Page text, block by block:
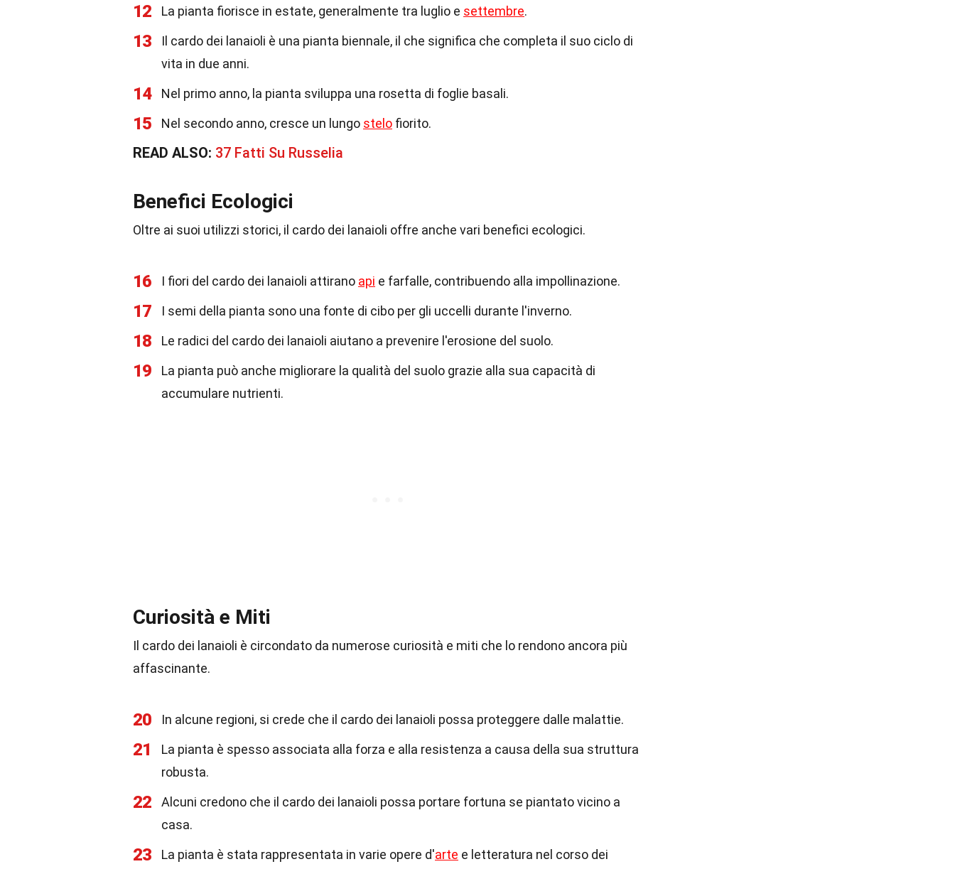
12 La pianta fiorisce in estate, generalmente tra luglio e settembre.
13
Il cardo dei lanaioli è una pianta biennale, il che significa che completa il suo ciclo di
vita in due anni.
14 Nel primo anno, la pianta sviluppa una rosetta di foglie basali.
15 Nel secondo anno, cresce un lungo stelo fiorito.
READ ALSO: 37 Fatti Su Russelia
Benefici Ecologici
Oltre ai suoi utilizzi storici, il cardo dei lanaioli offre anche vari benefici ecologici.
16 I fiori del cardo dei lanaioli attirano api e farfalle, contribuendo alla impollinazione.
17 I semi della pianta sono una fonte di cibo per gli uccelli durante l'inverno.
18 Le radici del cardo dei lanaioli aiutano a prevenire l'erosione del suolo.
19
La pianta può anche migliorare la qualità del suolo grazie alla sua capacità di
accumulare nutrienti.
Curiosità e Miti
Il cardo dei lanaioli è circondato da numerose curiosità e miti che lo rendono ancora più
affascinante.
20 In alcune regioni, si crede che il cardo dei lanaioli possa proteggere dalle malattie.
21
La pianta è spesso associata alla forza e alla resistenza a causa della sua struttura
robusta.
22
Alcuni credono che il cardo dei lanaioli possa portare fortuna se piantato vicino a
casa.
23 La pianta è stata rappresentata in varie opere d'arte e letteratura nel corso dei